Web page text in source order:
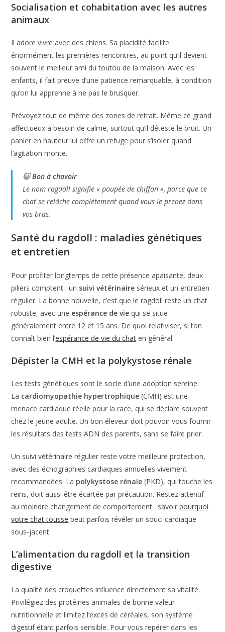
Socialisation et cohabitation avec les autres
animaux
Il adore vivre avec des chiens. Sa placidité facilite
énormément les premières rencontres, au point qu’il devient
souvent le meilleur ami du toutou de la maison. Avec les
enfants, il fait preuve d’une patience remarquable, à condition
qu’on lui apprenne à ne pas le brusquer.
Prévoyez tout de même des zones de retrait. Même ce grand
affectueux a besoin de calme, surtout qu’il déteste le bruit. Un
panier en hauteur lui offre un refuge pour s’isoler quand
l’agitation monte.
😺Bon à chavoir
Le nom ragdoll signifie « poupée de chiffon », parce que ce
chat se relâche complètement quand vous le prenez dans
vos bras.
Santé du ragdoll : maladies génétiques
et entretien
Pour profiter longtemps de cette présence apaisante, deux
piliers comptent : un suivi vétérinaire sérieux et un entretien
régulier. La bonne nouvelle, c’est que le ragdoll reste un chat
robuste, avec une espérance de vie qui se situe
généralement entre 12 et 15 ans. De quoi relativiser, si l’on
connaît bien l’espérance de vie du chat en général.
Dépister la CMH et la polykystose rénale
Les tests génétiques sont le socle d’une adoption sereine.
La cardiomyopathie hypertrophique (CMH) est une
menace cardiaque réelle pour la race, qui se déclare souvent
chez le jeune adulte. Un bon éleveur doit pouvoir vous fournir
les résultats des tests ADN des parents, sans se faire prier.
Un suivi vétérinaire régulier reste votre meilleure protection,
avec des échographies cardiaques annuelles vivement
recommandées. La polykystose rénale (PKD), qui touche les
reins, doit aussi être écartée par précaution. Restez attentif
au moindre changement de comportement : savoirpourquoi
votre chat tousse peut parfois révéler un souci cardiaque
sous-jacent.
L’alimentation du ragdoll et la transition
digestive
La qualité des croquettes influence directement sa vitalité.
Privilégiez des protéines animales de bonne valeur
nutritionnelle et limitez l’excès de céréales, son système
digestif étant parfois sensible. Pour vous repérer dans les